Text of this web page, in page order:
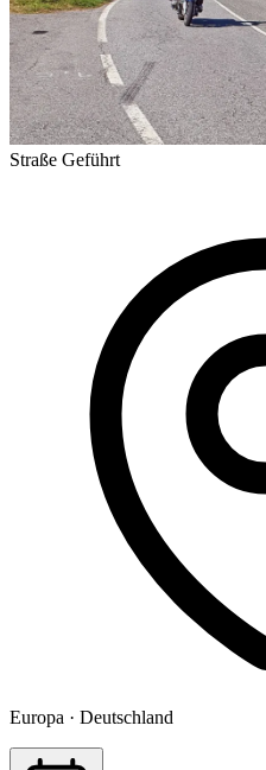
Straße Geführt
Europa · Deutschland